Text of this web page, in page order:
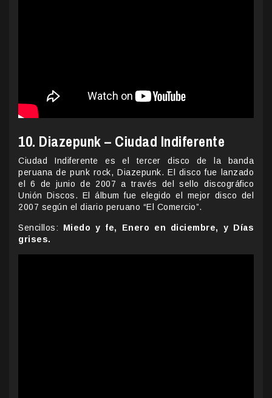
10. Diazepunk – Ciudad Indiferente
Ciudad Indiferente es el tercer disco de la banda
peruana de punk rock, Diazepunk. El disco fue lanzado
el 6 de junio de 2007 a través del sello discográfico
Unión Discos. El álbum fue elegido el mejor disco del
2007 según el diario peruano “El Comercio”.
Sencillos: Miedo y fe, Enero en diciembre, y Días
grises.